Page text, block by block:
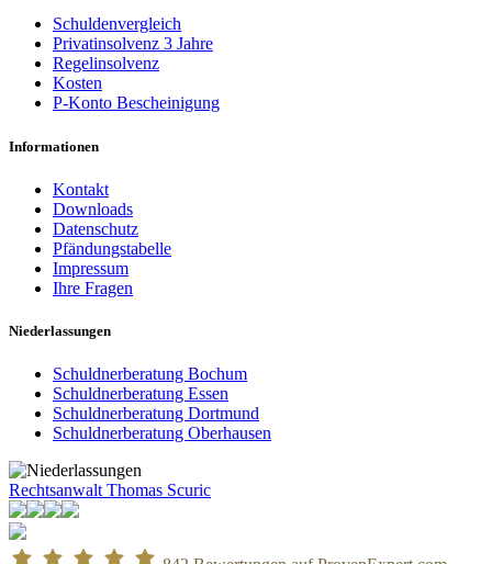
Schuldenvergleich
Privatinsolvenz 3 Jahre
Regelinsolvenz
Kosten
P-Konto Bescheinigung
Informationen
Kontakt
Downloads
Datenschutz
Pfändungstabelle
Impressum
Ihre Fragen
Niederlassungen
Schuldnerberatung Bochum
Schuldnerberatung Essen
Schuldnerberatung Dortmund
Schuldnerberatung Oberhausen
Rechtsanwalt Thomas Scuric